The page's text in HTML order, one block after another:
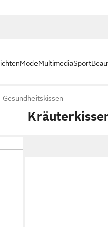
ModeMultimediaSport
Gesundheitskissen